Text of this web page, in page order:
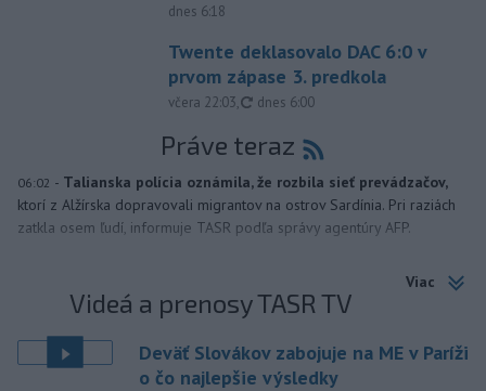
dnes 6:18
Twente deklasovalo DAC 6:0 v
prvom zápase 3. predkola
včera 22:03, aktualizované
dnes 6:00
Práve teraz
06:02 - Talianska polícia oznámila, že rozbila sieť prevádzačov,
ktorí z Alžírska dopravovali migrantov na ostrov Sardínia. Pri raziách
zatkla osem ľudí, informuje TASR podľa správy agentúry AFP.
Viac
Videá a prenosy TASR TV
Deväť Slovákov zabojuje na ME v Paríži
o čo najlepšie výsledky